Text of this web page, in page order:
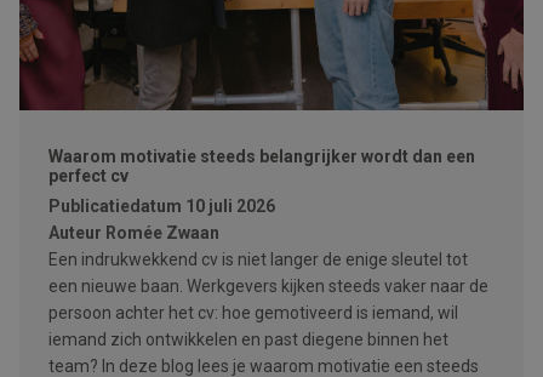
Waarom motivatie steeds belangrijker wordt dan een
perfect cv
Publicatiedatum 10 juli 2026
Auteur Romée Zwaan
Een indrukwekkend cv is niet langer de enige sleutel tot
een nieuwe baan. Werkgevers kijken steeds vaker naar de
persoon achter het cv: hoe gemotiveerd is iemand, wil
iemand zich ontwikkelen en past diegene binnen het
team? In deze blog lees je waarom motivatie een steeds